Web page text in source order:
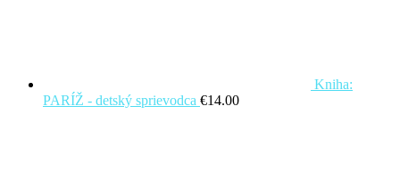
Kniha:
PARÍŽ - detský sprievodca €14.00